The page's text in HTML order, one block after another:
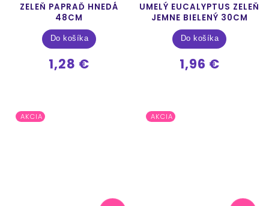
ZELEŇ PAPRAĎ HNEDÁ
48CM
1,28 €
Do košíka
UMELÝ EUCALYPTUS ZELEŇ
JEMNE BIELENÝ 30CM
1,96 €
Do košíka
AKCIA AKCIA